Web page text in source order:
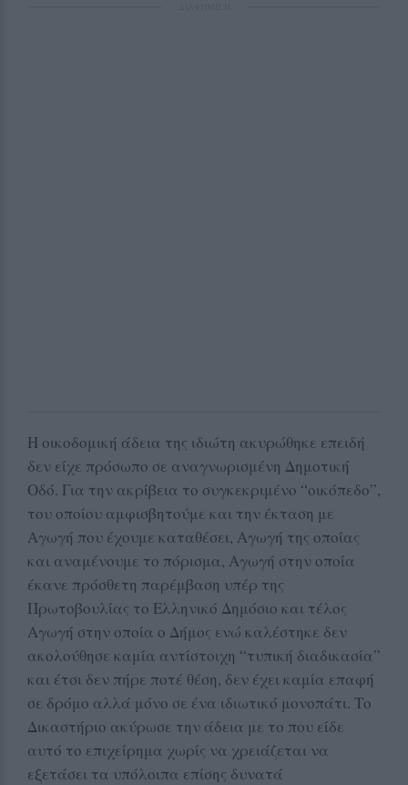
Η οικοδομική άδεια της ιδιώτη ακυρώθηκε επειδή
δεν είχε πρόσωπο σε αναγνωρισμένη Δημοτική
Οδό. Για την ακρίβεια το συγκεκριμένο “οικόπεδο”,
του οποίου αμφισβητούμε και την έκταση με
Αγωγή που έχουμε καταθέσει, Αγωγή της οποίας
και αναμένουμε το πόρισμα, Αγωγή στην οποία
έκανε πρόσθετη παρέμβαση υπέρ της
Πρωτοβουλίας το Ελληνικό Δημόσιο και τέλος
Αγωγή στην οποία ο Δήμος ενώ καλέστηκε δεν
ακολούθησε καμία αντίστοιχη “τυπική διαδικασία”
και έτσι δεν πήρε ποτέ θέση, δεν έχει καμία επαφή
σε δρόμο αλλά μόνο σε ένα ιδιωτικό μονοπάτι. Το
Δικαστήριο ακύρωσε την άδεια με το που είδε
αυτό το επιχείρημα χωρίς να χρειάζεται να
εξετάσει τα υπόλοιπα επίσης δυνατά